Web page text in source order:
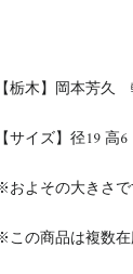
【栃木】岡本芳久
【サイズ】径19高6
およその大きさで
この商品は複数在